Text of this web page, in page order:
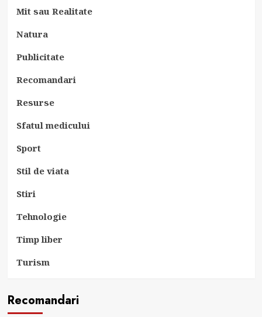
Mit sau Realitate
Natura
Publicitate
Recomandari
Resurse
Sfatul medicului
Sport
Stil de viata
Stiri
Tehnologie
Timp liber
Turism
Recomandari